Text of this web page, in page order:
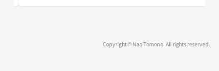
Copyright © Nao Tomono. All rights reserved.